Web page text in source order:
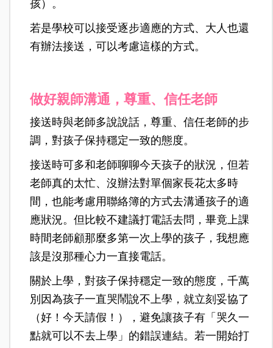
孩）。
若是學校可以接受逐步適應的方式、大人也還
有辦法接送，可以考慮這樣的方式。
做好親師溝通，尊重、信任老師
接送時與老師多說說話，尊重、信任老師的步
調，對孩子保持穩定一致的態度。
接送時可多和老師聊聊今天孩子的狀況，但若
老師真的太忙、沒辦法對單個家長花太多時
間，也能考慮用聯絡簿的方式去溝通孩子的適
應狀況。但比較不建議打電話去問，畢竟上課
時間老師顧那麼多第一次上學的孩子，我想應
該是沒那種心力一直接電話。
關於上學，對孩子保持穩定一致的態度，千萬
別因為孩子一直哭鬧說不上學，就立刻妥協了
（好！今天請假！），避免讓孩子有「哭久一
點就可以不去上學」的錯誤連結。若一開始打